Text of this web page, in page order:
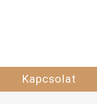
Kapcsolat